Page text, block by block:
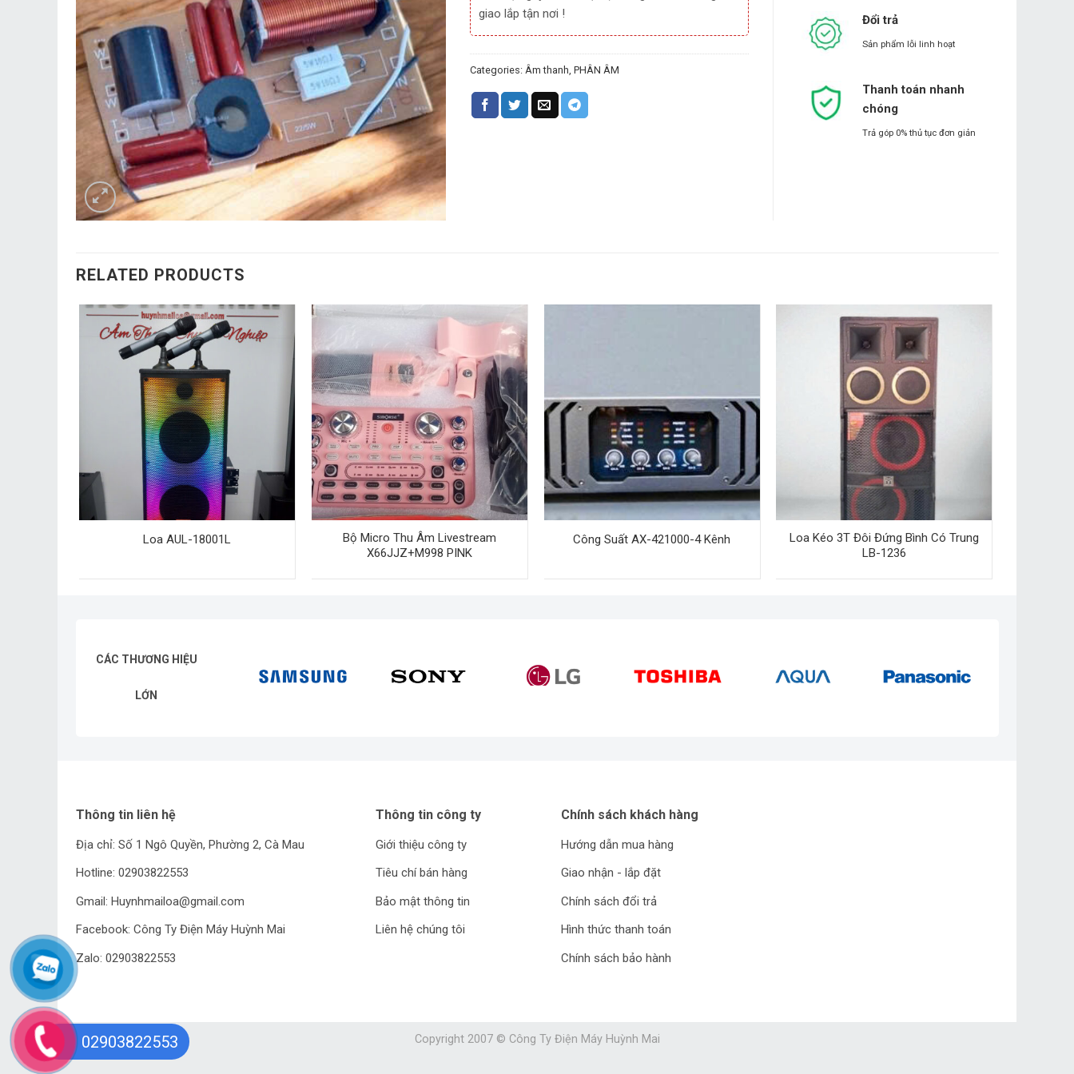
giao lắp tận nơi !
Categories: Âm thanh ,PHÂN ÂM
Đổi trả
Sản phẩm lỗi linh hoạt
Thanh toán nhanh
chóng
Trả góp 0% thủ tục đơn giản
RELATED PRODUCTS
Loa AUL-18001L
Bộ Micro Thu Âm Livestream
X66JJZ+M998 PINK
Công Suất AX-421000-4 Kênh
Loa Kéo 3T Đôi Đứng Bình Có Trung
LB-1236
CÁC THƯƠNG HIỆU
LỚN
Thông tin liên hệ
Địa chỉ: Số 1 Ngô Quyền, Phường 2, Cà Mau
Hotline: 02903822553
Gmail: Huynhmailoa@gmail.com
Facebook: Công Ty Điện Máy Huỳnh Mai
Zalo: 02903822553
Thông tin công ty
Giới thiệu công ty
Tiêu chí bán hàng
Bảo mật thông tin
Liên hệ chúng tôi
Chính sách khách hàng
Hướng dẫn mua hàng
Giao nhận - lắp đặt
Chính sách đổi trả
Hình thức thanh toán
Chính sách bảo hành
Copyright 2007 © Công Ty Điện Máy Huỳnh Mai
02903822553